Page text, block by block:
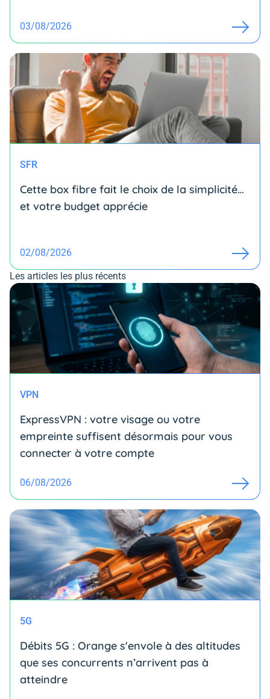
03/08/2026
SFR
Cette box fibre fait le choix de la simplicité…
et votre budget apprécie
02/08/2026
Les articles les plus récents
VPN
ExpressVPN : votre visage ou votre
empreinte suffisent désormais pour vous
connecter à votre compte
06/08/2026
5G
Débits 5G : Orange s'envole à des altitudes
que ses concurrents n’arrivent pas à
atteindre